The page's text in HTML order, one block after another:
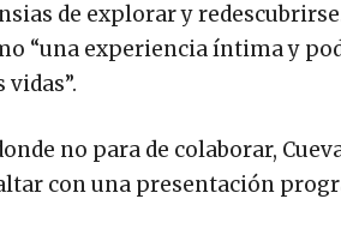
de explorar y
“una experiencia íntima y
no para de colaborar,
con una presentación